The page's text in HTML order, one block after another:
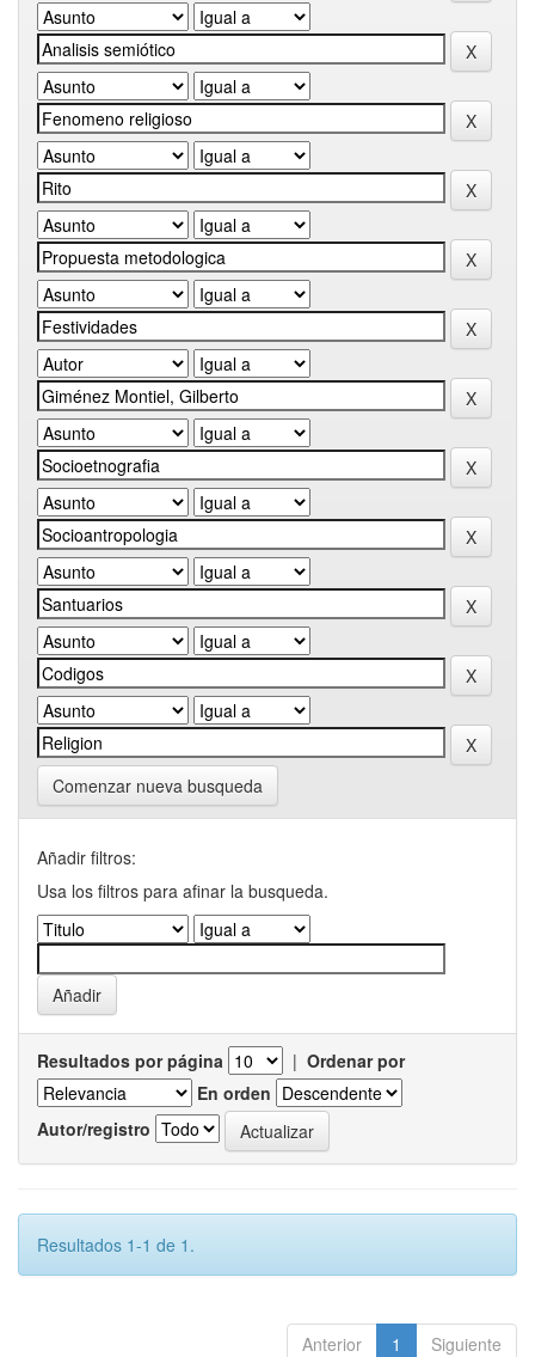
Comenzar nueva busqueda
Añadir filtros:
Usa los filtros para afinar la busqueda.
Resultados por página | Ordenar por
En orden
Autor/registro
Resultados 1-1 de 1.
Anterior 1 Siguiente